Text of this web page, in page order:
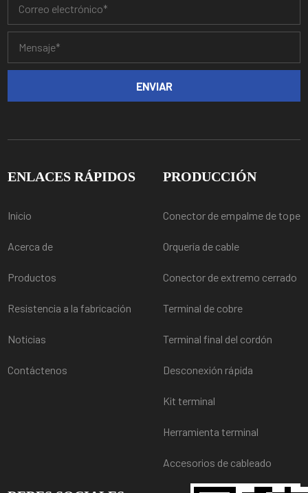
ENLACES RÁPIDOS
Inicio
Acerca de
Productos
Resistencia a la fabricación
Noticias
Contáctenos
PRODUCCIÓN
Conector de empalme de tope
Orquería de cable
Conector de extremo cerrado
Terminal de cobre
Terminal final del cordón
Desconexión rápida
Kit terminal
Herramienta terminal
Accesorios de cableado